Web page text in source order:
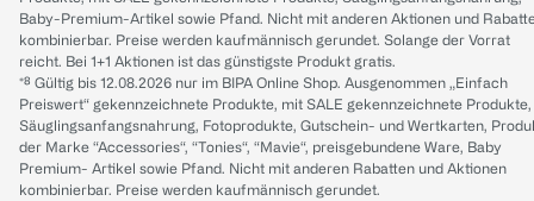
Baby-Premium-Artikel sowie Pfand. Nicht mit anderen Aktionen und
kombinierbar. Preise werden kaufmännisch gerundet. Solange der Vorrat
reicht. Bei 1+1 Aktionen ist das günstigste Produkt gratis.
*⁸ Gültig bis 12.08.2026 nur im BIPA Online Shop. Ausgenommen „Einfach
Preiswert“ gekennzeichnete Produkte, mit SALE gekennzeichnete Produkte,
Säuglingsanfangsnahrung, Fotoprodukte, Gutschein- und Wertkarten,
der Marke “Accessories“, “Tonies“, “Mavie“, preisgebundene Ware, Baby
Premium- Artikel sowie Pfand. Nicht mit anderen Rabatten und Aktionen
kombinierbar. Preise werden kaufmännisch gerundet.